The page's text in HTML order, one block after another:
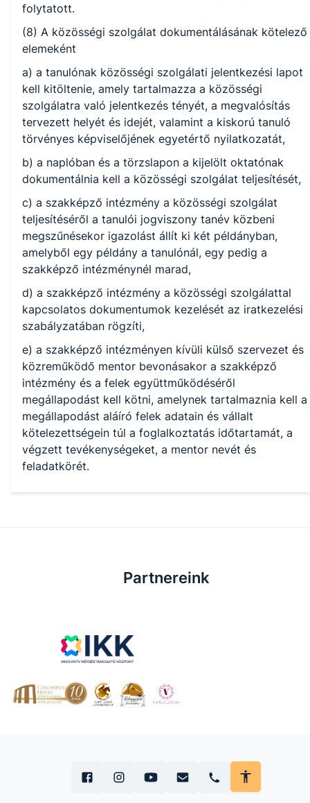
folytatott.
(8) A közösségi szolgálat dokumentálásának kötelező
elemeként
a) a tanulónak közösségi szolgálati jelentkezési lapot
kell kitöltenie, amely tartalmazza a közösségi
szolgálatra való jelentkezés tényét, a megvalósítás
tervezett helyét és idejét, valamint a kiskorú tanuló
törvényes képviselőjének egyetértő nyilatkozatát,
b) a naplóban és a törzslapon a kijelölt oktatónak
dokumentálnia kell a közösségi szolgálat teljesítését,
c) a szakképző intézmény a közösségi szolgálat
teljesítéséről a tanulói jogviszony tanév közbeni
megszűnésekor igazolást állít ki két példányban,
amelyből egy példány a tanulónál, egy pedig a
szakképző intézménynél marad,
d) a szakképző intézmény a közösségi szolgálattal
kapcsolatos dokumentumok kezelését az iratkezelési
szabályzatában rögzíti,
e) a szakképző intézményen kívüli külső szervezet és
közreműködő mentor bevonásakor a szakképző
intézmény és a felek együttműködéséről
megállapodást kell kötni, amelynek tartalmaznia kell a
megállapodást aláíró felek adatain és vállalt
kötelezettségein túl a foglalkoztatás időtartamát, a
végzett tevékenységeket, a mentor nevét és
feladatkörét.
Partnereink